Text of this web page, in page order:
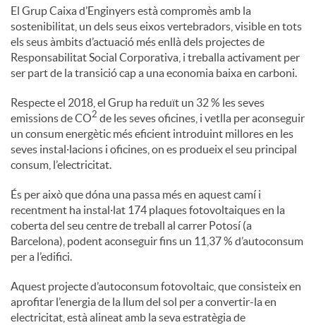
l
s
El Grup Caixa d’Enginyers està compromès amb la
sostenibilitat, un dels seus eixos vertebradors, visible en tots
els seus àmbits d’actuació més enllà dels projectes de
Responsabilitat Social Corporativa, i treballa activament per
ser part de la transició cap a una economia baixa en carboni.
Respecte el 2018, el Grup ha reduït un 32 % les seves
emissions de CO2 de les seves oficines, i vetlla per aconseguir
un consum energètic més eficient introduint millores en les
seves instal·lacions i oficines, on es produeix el seu principal
consum, l’electricitat.
És per això que dóna una passa més en aquest camí i
recentment ha instal·lat 174 plaques fotovoltaiques en la
coberta del seu centre de treball al carrer Potosí (a
Barcelona), podent aconseguir fins un 11,37 % d’autoconsum
per a l’edifici.
Aquest projecte d’autoconsum fotovoltaic, que consisteix en
aprofitar l’energia de la llum del sol per a convertir-la en
electricitat, està alineat amb la seva estratègia de